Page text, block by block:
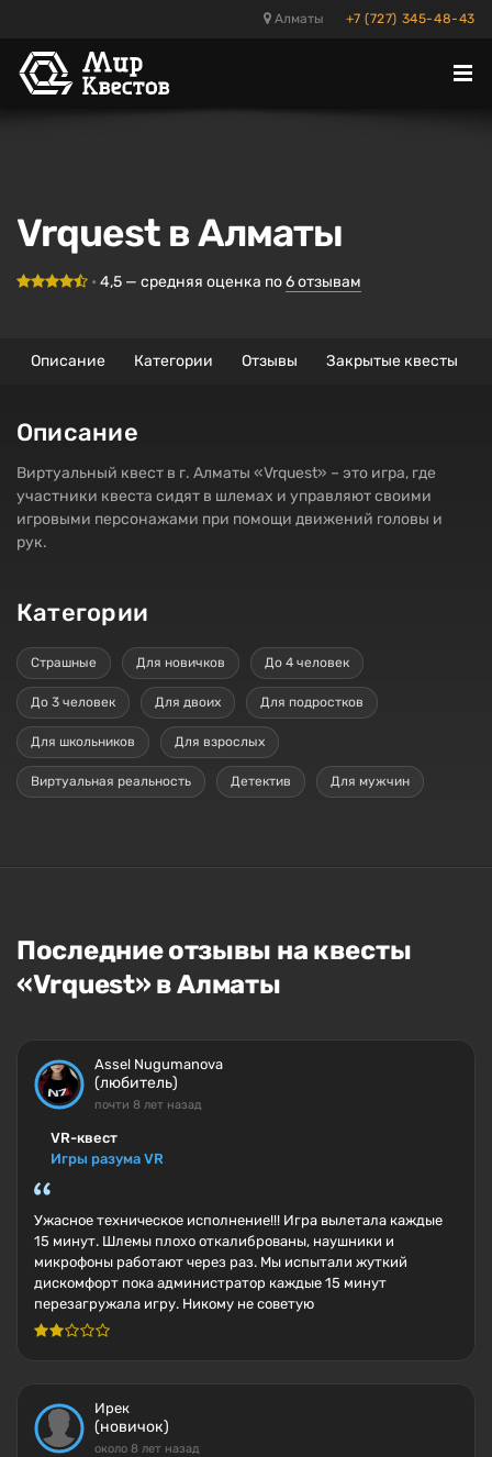
Алматы +7 (727) 345-48-43
Vrquest в Алматы
• 4,5 — средняя оценка по6отзывам
Описание Категории Отзывы Закрытые квесты
Описание
Виртуальный квест в г. Алматы «Vrquest» – это игра, где
участники квеста сидят в шлемах и управляют своими
игровыми персонажами при помощи движений головы и
рук.
Категории
Страшные Для новичков До 4 человек
До 3 человек Для двоих Для подростков
Для школьников Для взрослых
Виртуальная реальность Детектив Для мужчин
Последние отзывы на квесты
«Vrquest» в Алматы
Assel Nugumanova
(любитель)
почти 8 лет назад
VR-квест
Игры разума VR
Ужасное техническое исполнение!!! Игра вылетала каждые
15 минут. Шлемы плохо откалиброваны, наушники и
микрофоны работают через раз. Мы испытали жуткий
дискомфорт пока администратор каждые 15 минут
перезагружала игру. Никому не советую
Ирек
(новичок)
около 8 лет назад